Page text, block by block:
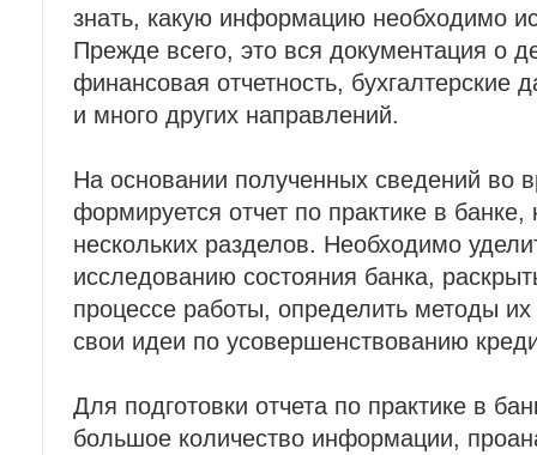
знать, какую информацию необходимо
Прежде всего, это вся документация о
финансовая отчетность, бухгалтерские
и много других направлений.
На основании полученных сведений во
формируется отчет по практике в банке,
нескольких разделов. Необходимо
исследованию состояния банка,
процессе работы, определить методы
свои идеи по усовершенствованию
Для подготовки отчета по практике в
большое количество информации,